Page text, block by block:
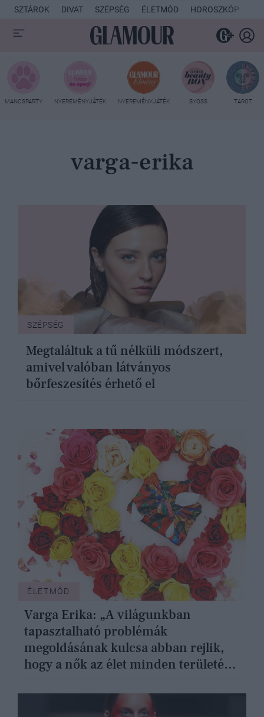
SZTÁROK DIVAT SZÉPSÉG ÉLETMÓD HOROSZKÓP
MANCSPARTY NYEREMÉNYJÁTÉK NYEREMÉNYJÁTÉK SYOSS TAROT
varga-erika
SZÉPSÉG
Megtaláltuk a tű nélküli módszert,
amivel valóban látványos
bőrfeszesítés érhető el
ÉLETMÓD
Varga Erika: „A világunkban
tapasztalható problémák
megoldásának kulcsa abban rejlik,
hogy a nők az élet minden területén
kapjanak”